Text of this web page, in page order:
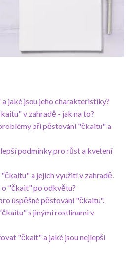
jaké jsou jeho charakteristiky?
v zahradě - jak na to?
při pěstování "čkaitu" a
podmínky pro růst a kvetení
"čkaitu" a jejich využití v zahradě.
o "čkait" po odkvětu?
úspěšné pěstování "čkaitu".
s jinými rostlinami v
"čkait" a jaké jsou nejlepší